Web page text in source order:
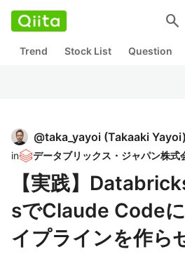
search
Trend Stock List Question
@taka_yayoi (Takaaki Yayoi)
in
【実践】
sでClaude Code
イプラインを作ら